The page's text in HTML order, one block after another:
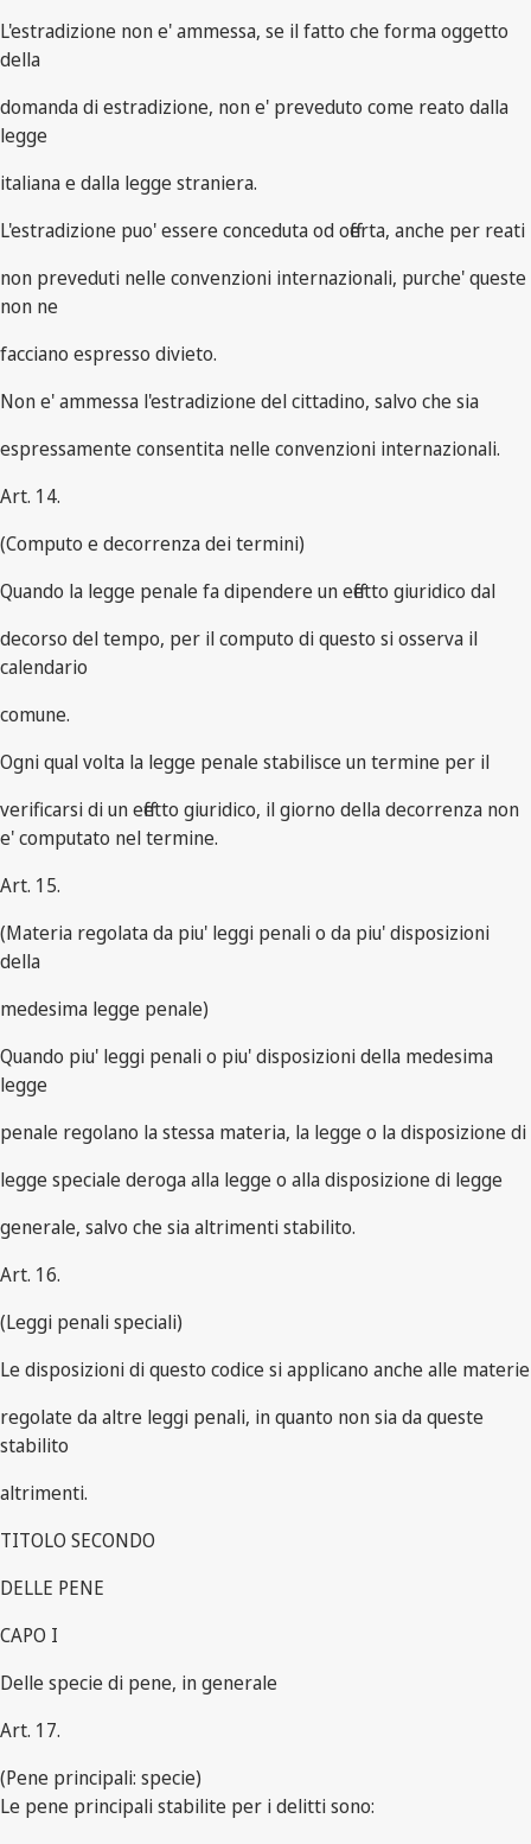
L'estradizione non e' ammessa, se il fatto che forma oggetto
della
domanda di estradizione, non e' preveduto come reato dalla
legge
italiana e dalla legge straniera.
L'estradizione puo' essere conceduta od offerta, anche per reati
non preveduti nelle convenzioni internazionali, purche' queste
non ne
facciano espresso divieto.
Non e' ammessa l'estradizione del cittadino, salvo che sia
espressamente consentita nelle convenzioni internazionali.
Art. 14.
(Computo e decorrenza dei termini)
Quando la legge penale fa dipendere un effetto giuridico dal
decorso del tempo, per il computo di questo si osserva il
calendario
comune.
Ogni qual volta la legge penale stabilisce un termine per il
verificarsi di un effetto giuridico, il giorno della decorrenza non
e' computato nel termine.
Art. 15.
(Materia regolata da piu' leggi penali o da piu' disposizioni
della
medesima legge penale)
Quando piu' leggi penali o piu' disposizioni della medesima
legge
penale regolano la stessa materia, la legge o la disposizione di
legge speciale deroga alla legge o alla disposizione di legge
generale, salvo che sia altrimenti stabilito.
Art. 16.
(Leggi penali speciali)
Le disposizioni di questo codice si applicano anche alle materie
regolate da altre leggi penali, in quanto non sia da queste
stabilito
altrimenti.
TITOLO SECONDO
DELLE PENE
CAPO I
Delle specie di pene, in generale
Art. 17.
(Pene principali: specie)
Le pene principali stabilite per i delitti sono: